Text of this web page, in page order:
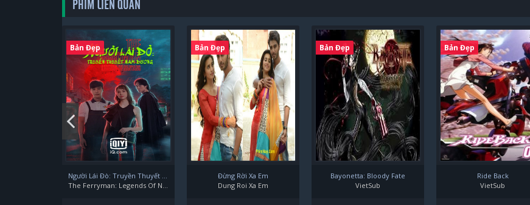
PHIM LIÊN QUAN
Bản Đẹp
Người Lái Đò: Truyền Thuyết Nam Dương
The Ferryman: Legends Of Nanyang
Bản Đẹp
Đừng Rời Xa Em
Dung Roi Xa Em
Bản Đẹp
Bayonetta: Bloody Fate
VietSub
Bản Đẹp
Ride Back
VietSub